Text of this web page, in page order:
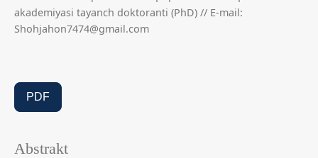
akademiyasi tayanch doktoranti (PhD) // E-mail:
Shohjahon7474@gmail.com
PDF
Abstrakt